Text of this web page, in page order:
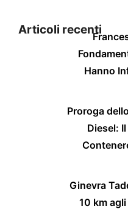
Articoli recenti
Hanno
Proroga
Diesel:
Ginevra
10 km